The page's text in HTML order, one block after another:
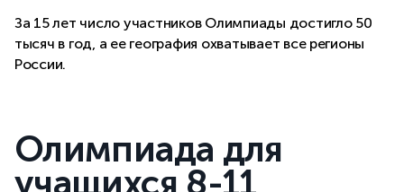
За 15 лет число участников Олимпиады достигло 50
тысяч в год, а ее география охватывает все регионы
России.
Олимпиада для
учащихся 8-11